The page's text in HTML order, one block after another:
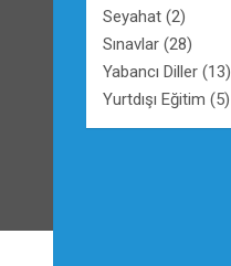
Seyahat (2)
Sınavlar (28)
Yabancı Diller (13)
Yurtdışı Eğitim (5)